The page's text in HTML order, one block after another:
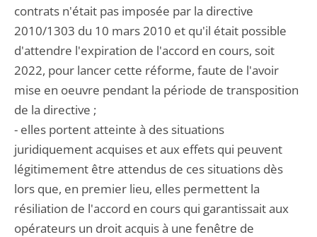
contrats n'était pas imposée par la directive
2010/1303 du 10 mars 2010 et qu'il était possible
d'attendre l'expiration de l'accord en cours, soit
2022, pour lancer cette réforme, faute de l'avoir
mise en oeuvre pendant la période de transposition
de la directive ;
- elles portent atteinte à des situations
juridiquement acquises et aux effets qui peuvent
légitimement être attendus de ces situations dès
lors que, en premier lieu, elles permettent la
résiliation de l'accord en cours qui garantissait aux
opérateurs un droit acquis à une fenêtre de